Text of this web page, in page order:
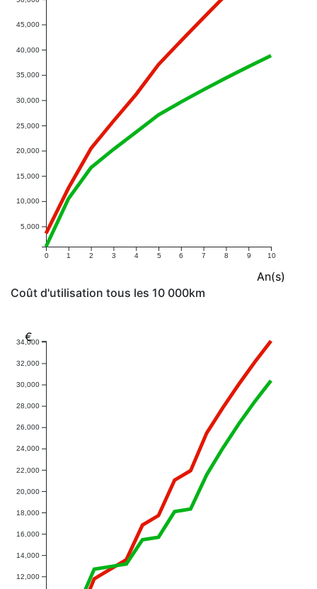
0 1 2 3 4 5 6 7 8 9 10
5,000
10,000
15,000
20,000
25,000
30,000
35,000
40,000
45,000
An(s)
Coût d'utilisation tous les 10 000km
12,000
14,000
16,000
18,000
20,000
22,000
24,000
26,000
28,000
30,000
32,000
34,000
€